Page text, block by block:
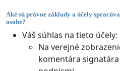
Aké sú právne základy a účely
osobe?
Váš súhlas na tieto účely:
Na verejné
komentára